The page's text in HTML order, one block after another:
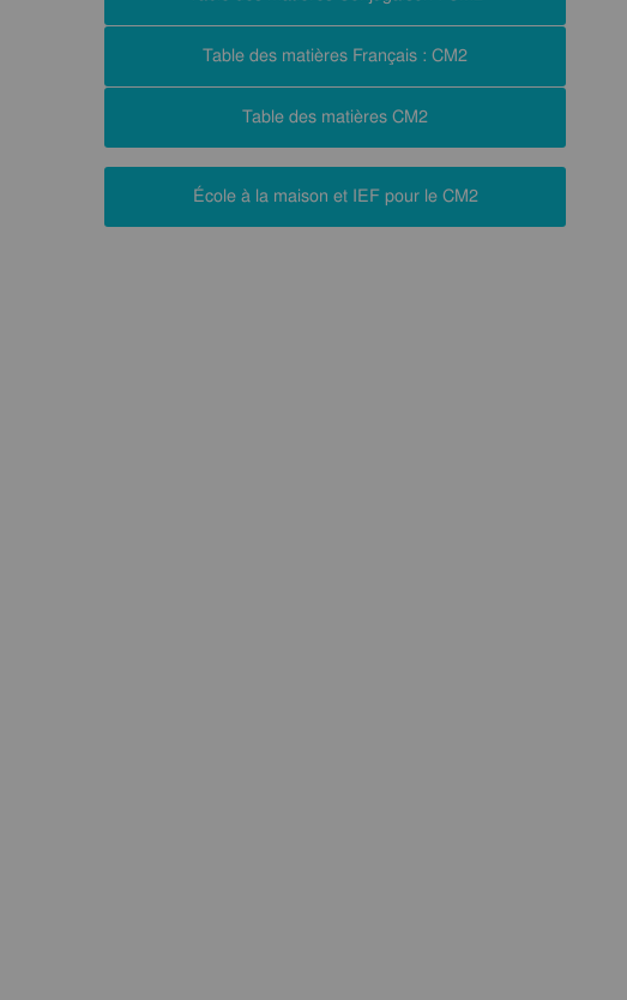
Table des matières Français : CM2
Table des matières CM2
École à la maison et IEF pour le CM2